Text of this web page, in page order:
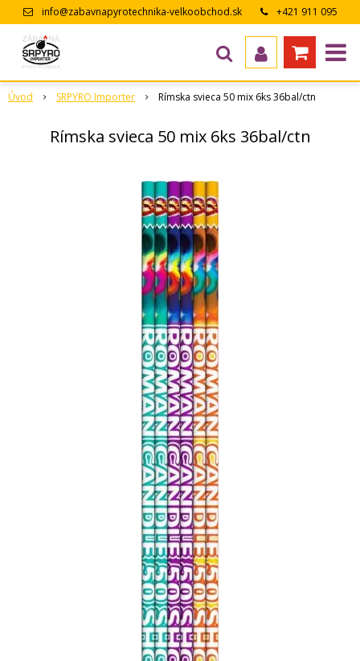
info@zabavnapyrotechnika-velkoobchod.sk
+421 911 095
Úvod SRPYRO Importer Rímska svieca 50 mix 6ks 36bal/ctn
Rímska svieca 50 mix 6ks 36bal/ctn